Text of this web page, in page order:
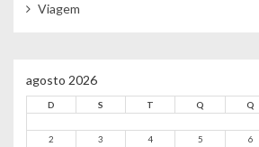
Viagem
agosto 2026
D S T Q Q
2
3 4 5 6